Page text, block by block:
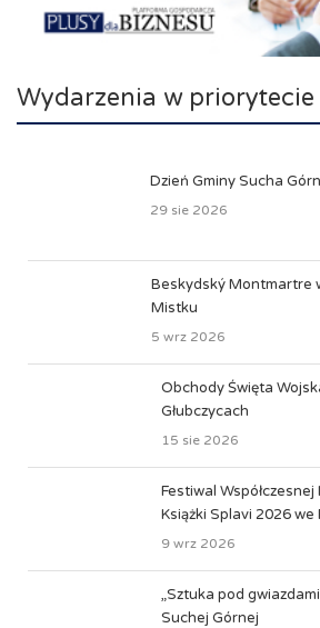
Wydarzenia w priorytecie
Dzień Gminy Sucha
29 sie 2026
Beskydský Montmartre
Mistku
5 wrz 2026
Obchody Święta
Głubczycach
15 sie 2026
Festiwal
Książki Splavi 2026
9 wrz 2026
„Sztuka pod
Suchej Górnej